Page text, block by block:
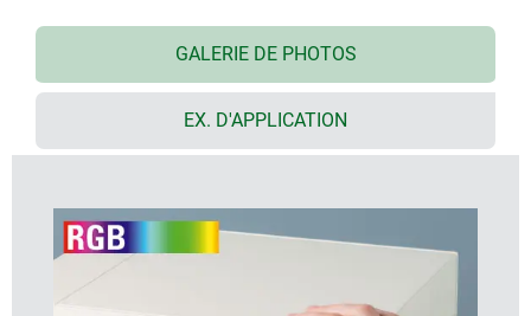
version translucide peut être éclairé grâce à la
bague sitée entre le creux et le capuchon
dans la version avec montage en saillie, le bouton
est légèrement incliné vers l‘axe intérieur, favorisant
être éclairée
technologie SMD-LED, à faible consommation
lumière de fond blanche pour obtenir les couleurs
GALERIE DE PHOTOS
EX. D'APPLICATION